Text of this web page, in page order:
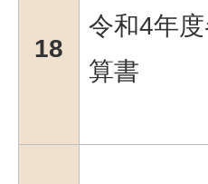
18
令和4年
算書